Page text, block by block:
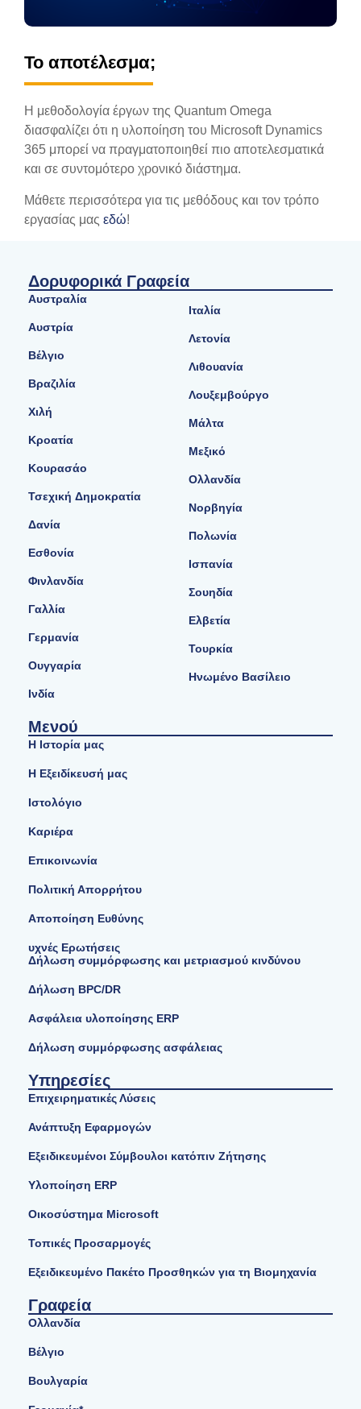
Το αποτέλεσμα;
Η μεθοδολογία έργων της Quantum Omega
διασφαλίζει ότι η υλοποίηση του Microsoft Dynamics
365 μπορεί να πραγματοποιηθεί πιο αποτελεσματικά
και σε συντομότερο χρονικό διάστημα.
Μάθετε περισσότερα για τις μεθόδους και τον τρόπο
εργασίας μας εδώ!
Δορυφορικά Γραφεία
Αυστραλία
Αυστρία
Βέλγιο
Βραζιλία
Χιλή
Κροατία
Κουρασάο
Τσεχική Δημοκρατία
Δανία
Εσθονία
Φινλανδία
Γαλλία
Γερμανία
Ουγγαρία
Ινδία
Ιταλία
Λετονία
Λιθουανία
Λουξεμβούργο
Μάλτα
Μεξικό
Ολλανδία
Νορβηγία
Πολωνία
Ισπανία
Σουηδία
Ελβετία
Τουρκία
Ηνωμένο Βασίλειο
Μενού
Η Ιστορία μας
Η Εξειδίκευσή μας
Ιστολόγιο
Καριέρα
Επικοινωνία
Πολιτική Απορρήτου
Αποποίηση Ευθύνης
υχνές Ερωτήσεις
Δήλωση συμμόρφωσης και μετριασμού κινδύνου
Δήλωση BPC/DR
Ασφάλεια υλοποίησης ERP
Δήλωση συμμόρφωσης ασφάλειας
Υπηρεσίες
Επιχειρηματικές Λύσεις
Ανάπτυξη Εφαρμογών
Εξειδικευμένοι Σύμβουλοι κατόπιν Ζήτησης
Υλοποίηση ERP
Οικοσύστημα Microsoft
Τοπικές Προσαρμογές
Εξειδικευμένο Πακέτο Προσθηκών για τη Βιομηχανία
Γραφεία
Ολλανδία
Βέλγιο
Βουλγαρία